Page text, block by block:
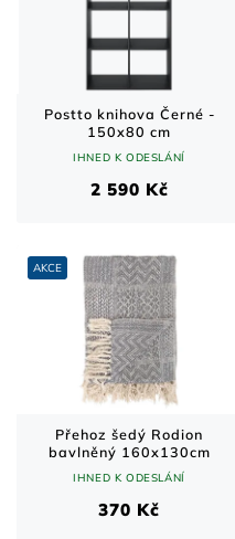
Postto knihova Černé -
150x80 cm
IHNED K ODESLÁNÍ
2 590 Kč
AKCE
Přehoz šedý Rodion
bavlněný 160x130cm
IHNED K ODESLÁNÍ
370 Kč